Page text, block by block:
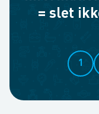
= slet
1